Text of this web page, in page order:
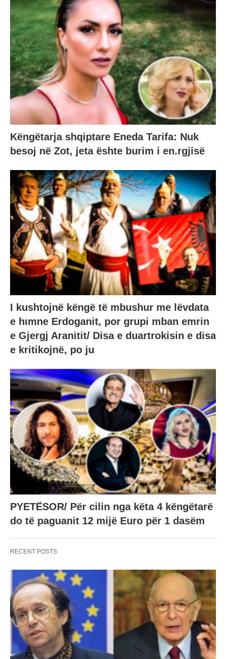
Këngëtarja shqiptare Eneda Tarifa: Nuk
besoj në Zot, jeta ështe burim i en.rgjisë
I kushtojnë këngë të mbushur me lëvdata
e hιmne Erdoganit, por grupi mban emrin
e Gjergj Aranitit/ Disa e duartrokisin e disa
e kritikojnë, po ju
PYETËSOR/ Për cilin nga këta 4 këngëtarë
do të paguanit 12 mijë Euro për 1 dasëm
RECENT POSTS